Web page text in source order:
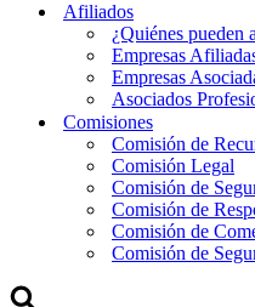
Afiliados
¿Quiénes pueden
Empresas
Empresas
Asociados
Comisiones
Comisión de
Comisión Legal
Comisión de
Comisión de
Comisión de
Comisión de